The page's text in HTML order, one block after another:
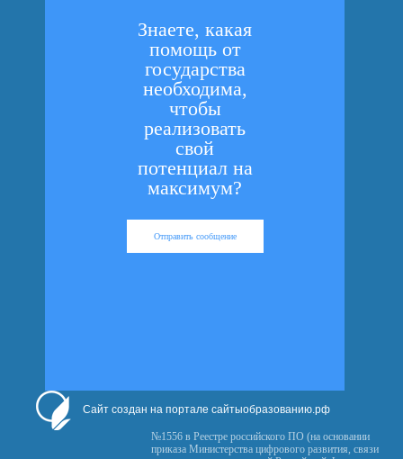
Знаете, какая
помощь от
государства
необходима,
чтобы
реализовать
свой
потенциал на
максимум?
Отправить сообщение
Сайт создан на портале сайтыобразованию.рф
№1556 в Реестре российского ПО (на основании
приказа Министерства цифрового развития, связи